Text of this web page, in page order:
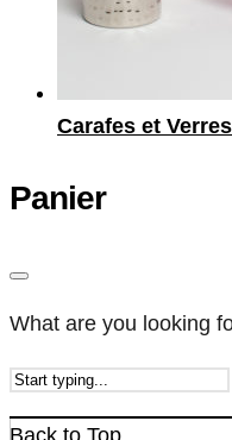
Carafes et
Panier
What are you looking